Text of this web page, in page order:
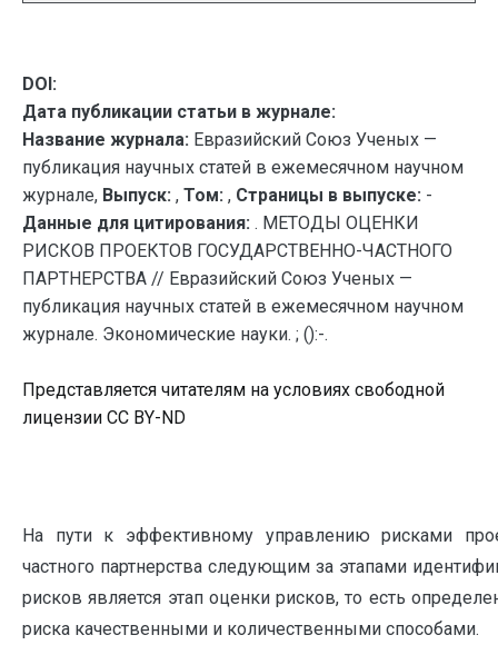
DOI:
Дата публикации статьи в журнале:
Название журнала: Евразийский Союз Ученых —
публикация научных статей в ежемесячном научном
журнале, Выпуск: , Том: , Страницы в выпуске: -
Данные для цитирования: . МЕТОДЫ ОЦЕНКИ
РИСКОВ ПРОЕКТОВ ГОСУДАРСТВЕННО-ЧАСТНОГО
ПАРТНЕРСТВА // Евразийский Союз Ученых —
публикация научных статей в ежемесячном научном
журнале. Экономические науки. ; ():-.
Представляется читателям на условиях свободной
лицензии CC BY-ND
На пути к эффективному управлению рисками
частного партнерства следующим за этапами
рисков является этап оценки рисков, то есть
риска качественными и количественными способами.